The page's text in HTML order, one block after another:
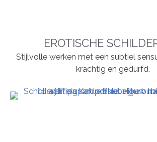
EROTISCHE
Stijlvolle werken met een subtiel
krachtig en gedurfd.